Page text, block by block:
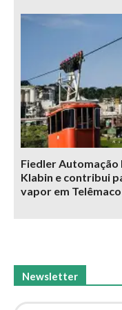
Fiedler
Klabin e contribui
vapor em
Newsletter